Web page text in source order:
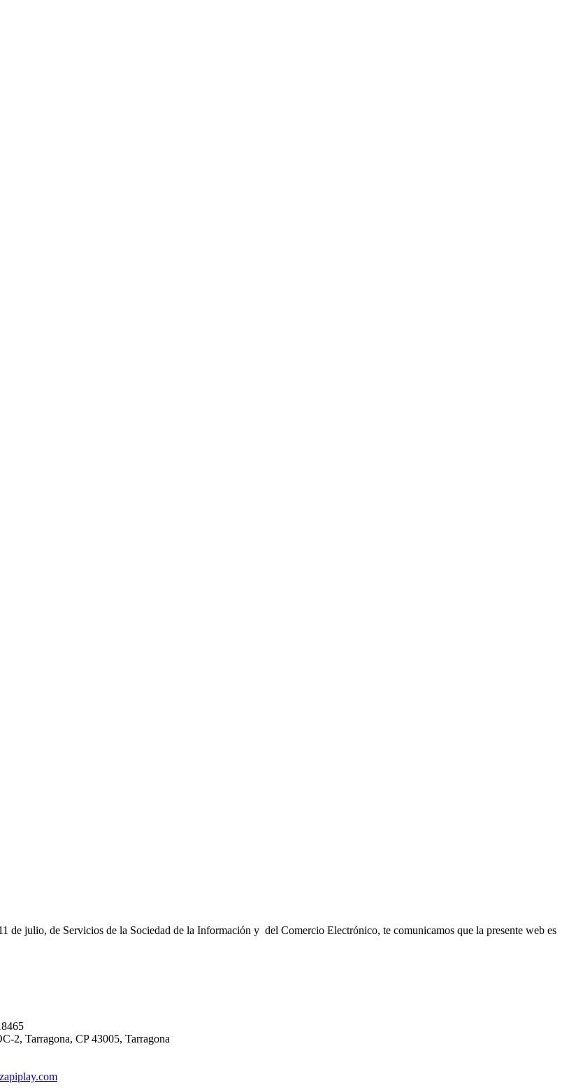
julio, de Servicios de la Sociedad de la Información y del Comercio Electrónico, te comunicamos que la presente web es
2, Tarragona, CP 43005, Tarragona